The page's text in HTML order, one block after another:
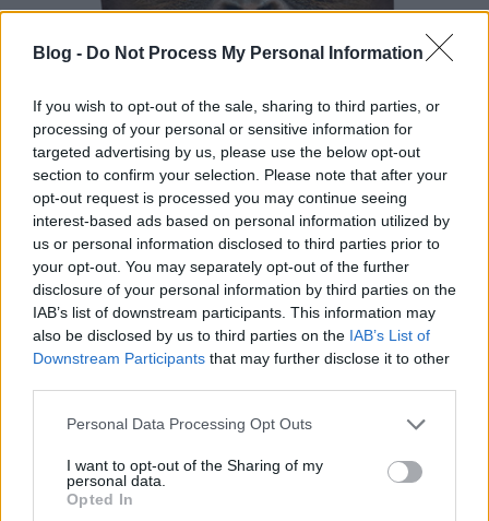
Blog - Do Not Process My Personal Information
If you wish to opt-out of the sale, sharing to third parties, or
processing of your personal or sensitive information for
targeted advertising by us, please use the below opt-out
section to confirm your selection. Please note that after your
opt-out request is processed you may continue seeing
interest-based ads based on personal information utilized by
us or personal information disclosed to third parties prior to
your opt-out. You may separately opt-out of the further
disclosure of your personal information by third parties on the
IAB’s list of downstream participants. This information may
also be disclosed by us to third parties on the IAB’s List of
Downstream Participants that may further disclose it to other
Please note that this website/app uses one or more Google
not limited to your visit or usage behaviour. You may click to
grant or deny consent to Google and its third-party tags to
use your data for below specified purposes in below Google
Personal Data Processing Opt Outs
I want to opt-out of the Sharing of my
personal data.
Opted In